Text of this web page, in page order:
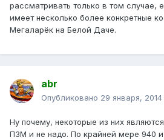
рассматривать только в том случае,
имеет несколько более конкретные
Мегаларёк на Белой Даче.
abr
Опубликовано 29 января, 2014
Ну почему, некоторые из них
ПЗМ и не надо. По крайней мере 940 и